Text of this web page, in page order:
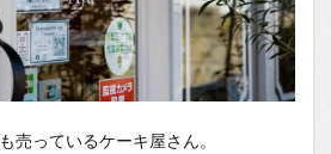
売っているケーキ屋さん。